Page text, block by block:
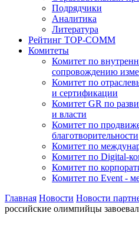
Подрядчики
Аналитика
Литература
Рейтинг TOP-COMM
Комитеты
Комитет по
сопровождению
Комитет по
и сертификации
Комитет GR по
и власти
Комитет по
благотворительности
Комитет по
Комитет по Digital-
Комитет по
Комитет по Event -
Главная Новости Новости
российские олимпийцы